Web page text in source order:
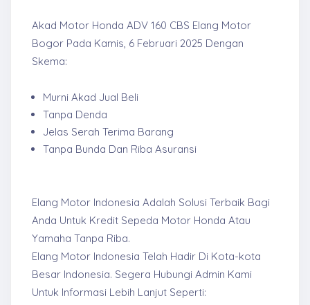
Akad Motor Honda ADV 160 CBS Elang Motor
Bogor Pada Kamis, 6 Februari 2025 Dengan
Skema:
Murni Akad Jual Beli
Tanpa Denda
Jelas Serah Terima Barang
Tanpa Bunda Dan Riba Asuransi
Elang Motor Indonesia Adalah Solusi Terbaik Bagi
Anda Untuk Kredit Sepeda Motor Honda Atau
Yamaha Tanpa Riba.
Elang Motor Indonesia Telah Hadir Di Kota-kota
Besar Indonesia. Segera Hubungi Admin Kami
Untuk Informasi Lebih Lanjut Seperti: